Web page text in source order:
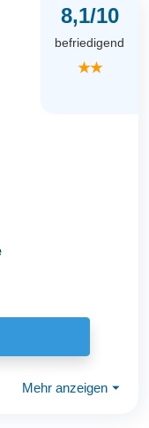
8,1/10
befriedigend
★★
Mehr anzeigen ⏷